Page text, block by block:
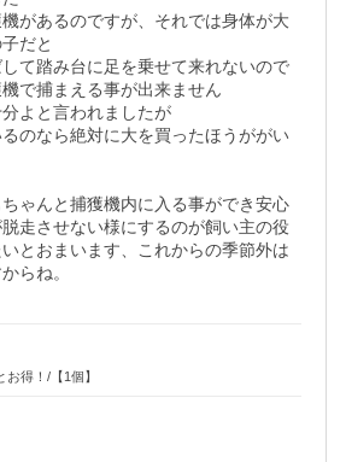
があるのですが、それでは身体が大
だと
て踏み台に足を乗せて来れないので
で捕まえる事が出来ません
よと言われましたが
のなら絶対に大を買ったほうががい
ゃんと捕獲機内に入る事ができ安心
走させない様にするのが飼い主の役
とおまいます、これからの季節外は
らね。
得！/【1個】